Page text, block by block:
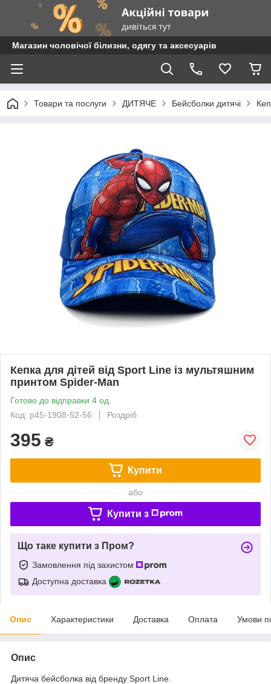
Магазин чоловічої білизни, одягу та аксесуарів
Товари та послуги ДИТЯЧЕ Бейсболки дитячі
Кепка для дітей від Sport Line із мультяшним
принтом Spider-Man
Готово до відправки 4 од.
Код: p45-1908-52-56
Роздріб
395 ₴
Купити
або
Купити з
Що таке купити з Пром?
Замовлення під захистом
Доступна доставка
Опис Характеристики Доставка Оплата Умови
Опис
Дитяча бейсболка від бренду Sport Line.